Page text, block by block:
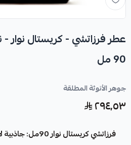
عطر فرزاتشي - كريستال نوار
90 مل
جوهر الأنوثة المطلقة
٢٩٤٫٥٣
فرزاتشي كريستال نوار 90مل: جاذبية لاتقاوم